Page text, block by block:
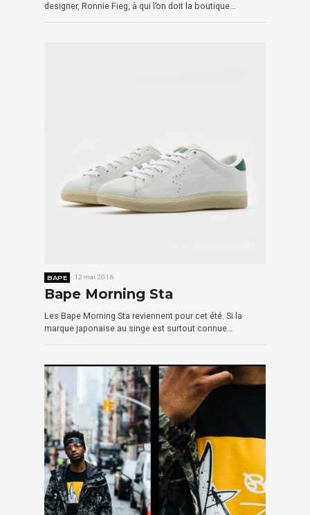
designer, Ronnie Fieg, à qui l’on doit la boutique…
BAPE 12 mai 2016
Bape Morning Sta
Les Bape Morning Sta reviennent pour cet été. Si la
marque japonaise au singe est surtout connue…